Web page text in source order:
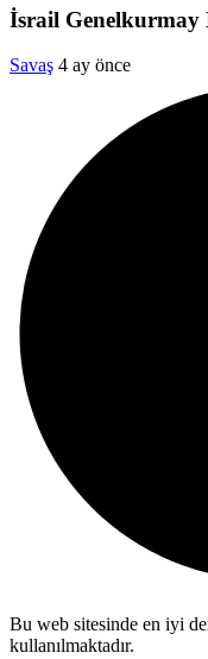
İsrail Genelkurmay
Savaş 4 ay önce
Bu web sitesinde en iyi
kullanılmaktadır.